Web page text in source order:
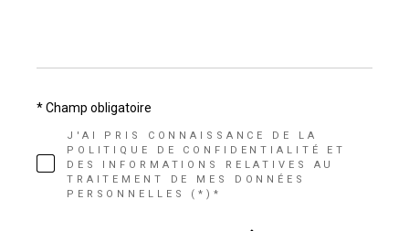
J'AI PRIS CONNAISSANCE DE LA
POLITIQUE DE CONFIDENTIALITÉ ET
DES INFORMATIONS RELATIVES AU
TRAITEMENT DE MES DONNÉES
PERSONNELLES (*)*
* Champ obligatoire